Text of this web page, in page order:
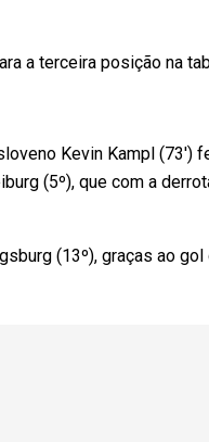
a terceira posição na
Kevin Kampl (73′)
(5º), que com a
(13º), graças ao